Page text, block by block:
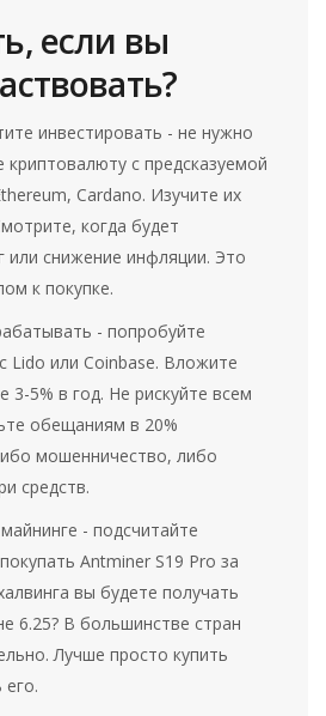
если вы
инвестировать - не нужно
с предсказуемой
Cardano. Изучите их
когда будет
или снижение инфляции. Это
к покупке.
- попробуйте
Lido или Coinbase. Вложите
3-5% в год. Не рискуйте всем
обещаниям в 20%
мошенничество, либо
средств.
- подсчитайте
Antminer S19 Pro за
вы будете получать
6.25? В большинстве стран
Лучше просто купить